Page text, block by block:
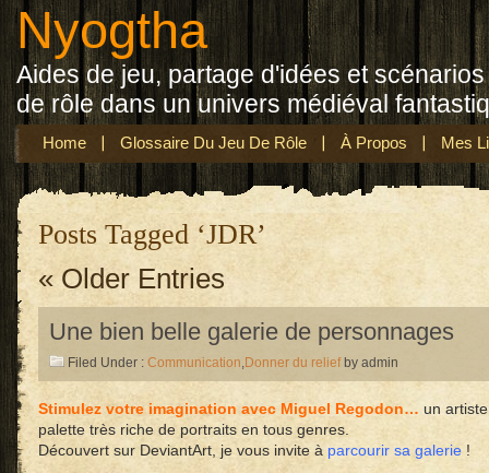
Nyogtha
Aides de jeu, partage d'idées et
de rôle dans un univers médiéval
Home Glossaire Du Jeu De Rôle À Propos Mes
Posts Tagged ‘JDR’
« Older Entries
Une bien belle galerie de personnages
Filed Under : Communication,Donner du reliefby admin
Stimulez votre imagination avec Miguel Regodon… un
palette très riche de portraits en tous genres.
Découvert sur DeviantArt, je vous invite à parcourir sa galerie !